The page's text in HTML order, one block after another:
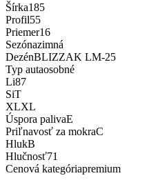
Šírka185
Profil55
Priemer16
Sezónazimná
DezénBLIZZAK LM-25
Typ autaosobné
Li87
SiT
XLXL
Úspora palivaE
Priľnavosť za mokraC
HlukB
Hlučnosť71
Cenová kategóriapremium